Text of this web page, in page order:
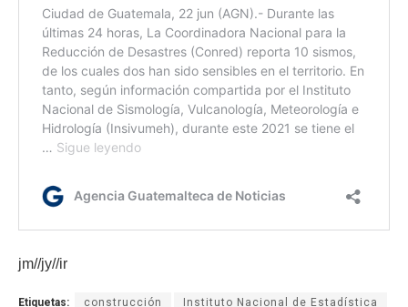
jm//jy//ir
Etiquetas: construcción Instituto Nacional de Estadística